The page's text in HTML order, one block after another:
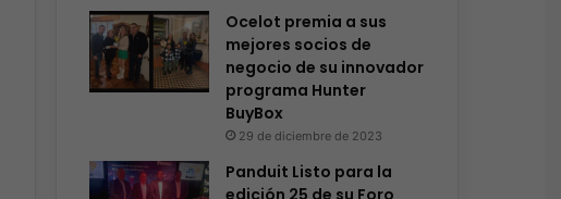
Ocelot premia a sus
mejores socios de
negocio de su innovador
programa Hunter
BuyBox
29 de diciembre de 2023
Panduit Listo para la
edición 25 de su Foro